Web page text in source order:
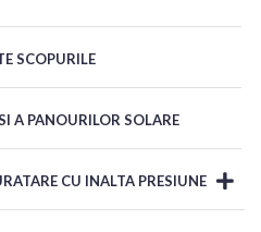
SCOPURILE
A PANOURILOR SOLARE
CU INALTA PRESIUNE